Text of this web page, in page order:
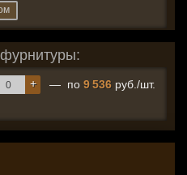
+ — по 9 536 руб./шт.